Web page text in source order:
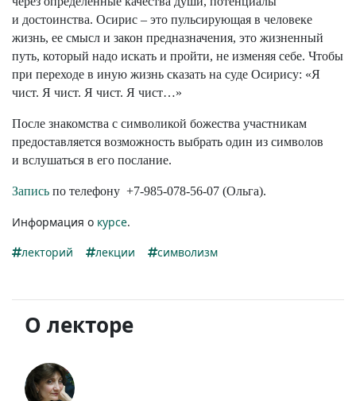
и достоинства. Осирис – это пульсирующая в человеке
жизнь, ее смысл и закон предназначения, это жизненный
путь, который надо искать и пройти, не изменяя себе. Чтобы
при переходе в иную жизнь сказать на суде Осирису: «Я
чист. Я чист. Я чист. Я чист…»
После знакомства с символикой божества участникам
предоставляется возможность выбрать один из символов
и вслушаться в его послание.
Запись по телефону +7-985-078-56-07 (Ольга).
Информация о курсе.
лекторий
лекции символизм
О лекторе